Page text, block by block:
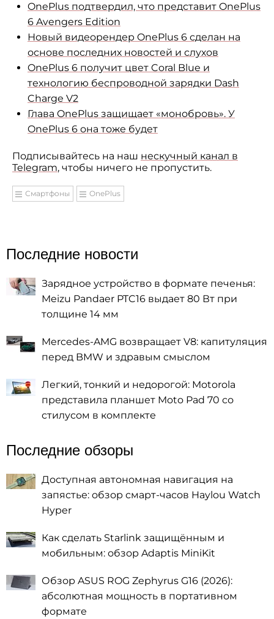
OnePlus подтвердил, что представит OnePlus
6 Avengers Edition
Новый видеорендер OnePlus 6 сделан на
основе последних новостей и слухов
OnePlus 6 получит цвет Coral Blue и
технологию беспроводной зарядки Dash
Charge V2
Глава OnePlus защищает «монобровь». У
OnePlus 6 она тоже будет
Подписывайтесь на наш нескучный канал в
Telegram, чтобы ничего не пропустить.
Смартфоны OnePlus
Последние новости
Зарядное устройство в формате печенья:
Meizu Pandaer PTC16 выдает 80 Вт при
толщине 14 мм
Mercedes-AMG возвращает V8: капитуляция
перед BMW и здравым смыслом
Легкий, тонкий и недорогой: Motorola
представила планшет Moto Pad 70 со
стилусом в комплекте
Последние обзоры
Доступная автономная навигация на
запястье: обзор смарт-часов Haylou Watch
Hyper
Как сделать Starlink защищённым и
мобильным: обзор Adaptis MiniKit
Обзор ASUS ROG Zephyrus G16 (2026):
абсолютная мощность в портативном
формате